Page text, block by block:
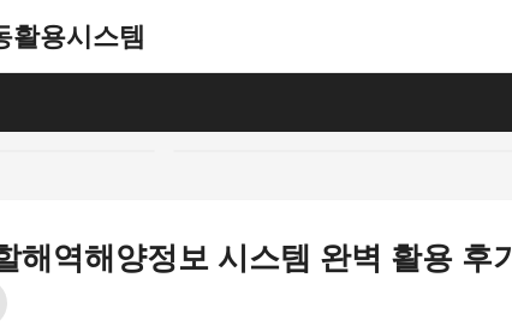
활용시스템
해역해양정보 시스템 완벽 활용 후기